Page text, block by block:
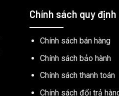
Chính sách quy định
Chính sách bán hàng
Chính sách bảo hành
Chính sách thanh toán
Chính sách đổi trả